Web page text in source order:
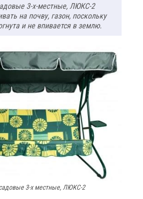
3-х-местные, ЛЮКС-2
на почву, газон, поскольку
и не впивается в землю.
3-х местные, ЛЮКС-2